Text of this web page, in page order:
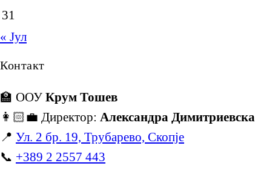
31
« Јул
Контакт
🏫 ООУ Крум Тошев
👩🏻‍💼 Директор: Александра Димитриевска
📍 Ул. 2 бр. 19, Трубарево, Скопје
📞 +389 2 2557 443